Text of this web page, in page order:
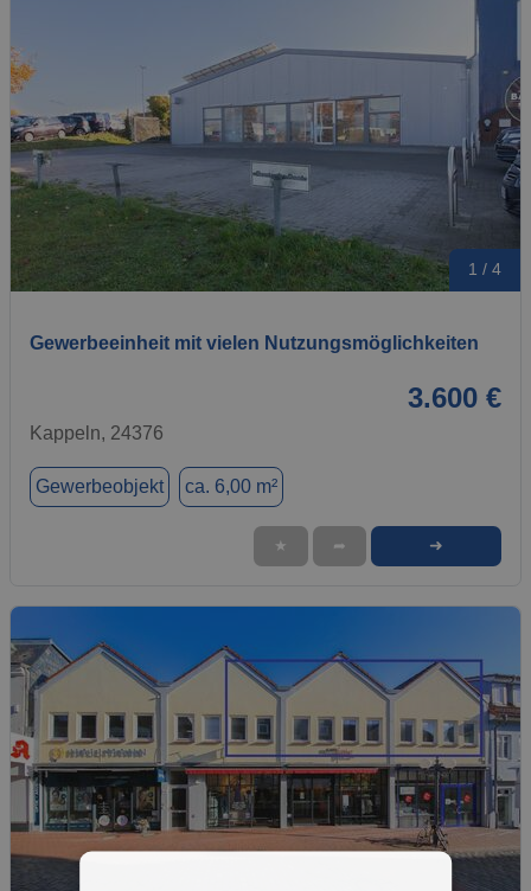
1 / 4
Gewerbeeinheit mit vielen Nutzungsmöglichkeiten
3.600 €
Kappeln, 24376
Gewerbeobjekt ca. 6,00 m²
★ ➦ ➜